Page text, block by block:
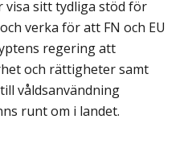
visa sitt tydliga stöd för
verka för att FN och EU
regering att
och rättigheter samt
våldsanvändning
runt om i landet.